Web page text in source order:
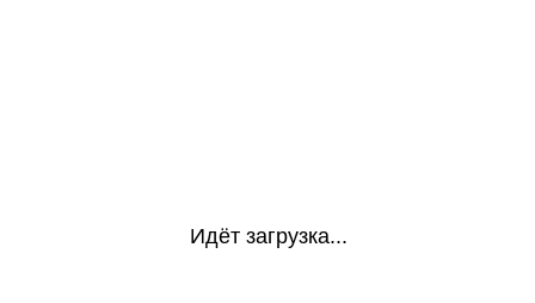
Идёт загрузка...